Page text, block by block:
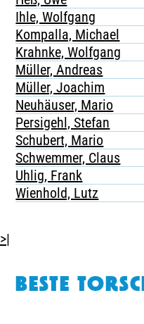
Ihle, Wolfgang
Kompalla, Michael
Krahnke, Wolfgang
Müller, Andreas
Müller, Joachim
Neuhäuser, Mario
Persigehl, Stefan
Schubert, Mario
Schwemmer, Claus
Uhlig, Frank
Wienhold, Lutz
>|
BESTE